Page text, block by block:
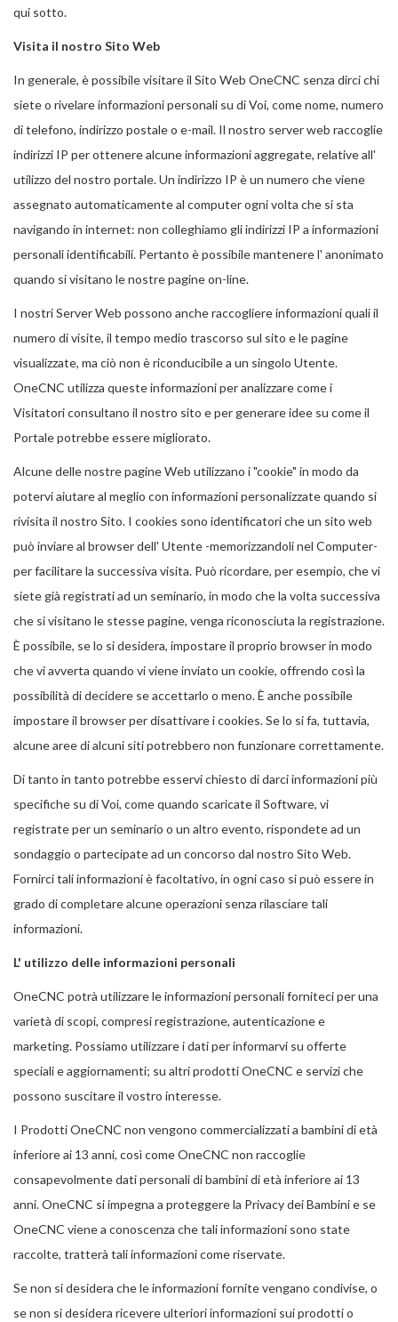
qui sotto.
Visita il nostro Sito Web
In generale, è possibile visitare il Sito Web OneCNC senza dirci chi
siete o rivelare informazioni personali su di Voi, come nome, numero
di telefono, indirizzo postale o e-mail. Il nostro server web raccoglie
indirizzi IP per ottenere alcune informazioni aggregate, relative all'
utilizzo del nostro portale. Un indirizzo IP è un numero che viene
assegnato automaticamente al computer ogni volta che si sta
navigando in internet: non colleghiamo gli indirizzi IP a informazioni
personali identificabili. Pertanto è possibile mantenere l' anonimato
quando si visitano le nostre pagine on-line.
I nostri Server Web possono anche raccogliere informazioni quali il
numero di visite, il tempo medio trascorso sul sito e le pagine
visualizzate, ma ciò non è riconducibile a un singolo Utente.
OneCNC utilizza queste informazioni per analizzare come i
Visitatori consultano il nostro sito e per generare idee su come il
Portale potrebbe essere migliorato.
Alcune delle nostre pagine Web utilizzano i "cookie" in modo da
potervi aiutare al meglio con informazioni personalizzate quando si
rivisita il nostro Sito. I cookies sono identificatori che un sito web
può inviare al browser dell' Utente -memorizzandoli nel Computer-
per facilitare la successiva visita. Può ricordare, per esempio, che vi
siete già registrati ad un seminario, in modo che la volta successiva
che si visitano le stesse pagine, venga riconosciuta la registrazione.
È possibile, se lo si desidera, impostare il proprio browser in modo
che vi avverta quando vi viene inviato un cookie, offrendo così la
possibilità di decidere se accettarlo o meno. È anche possibile
impostare il browser per disattivare i cookies. Se lo si fa, tuttavia,
alcune aree di alcuni siti potrebbero non funzionare correttamente.
Di tanto in tanto potrebbe esservi chiesto di darci informazioni più
specifiche su di Voi, come quando scaricate il Software, vi
registrate per un seminario o un altro evento, rispondete ad un
sondaggio o partecipate ad un concorso dal nostro Sito Web.
Fornirci tali informazioni è facoltativo, in ogni caso si può essere in
grado di completare alcune operazioni senza rilasciare tali
informazioni.
L' utilizzo delle informazioni personali
OneCNC potrà utilizzare le informazioni personali forniteci per una
varietà di scopi, compresi registrazione, autenticazione e
marketing. Possiamo utilizzare i dati per informarvi su offerte
speciali e aggiornamenti; su altri prodotti OneCNC e servizi che
possono suscitare il vostro interesse.
I Prodotti OneCNC non vengono commercializzati a bambini di età
inferiore ai 13 anni, così come OneCNC non raccoglie
consapevolmente dati personali di bambini di età inferiore ai 13
anni. OneCNC si impegna a proteggere la Privacy dei Bambini e se
OneCNC viene a conoscenza che tali informazioni sono state
raccolte, tratterà tali informazioni come riservate.
Se non si desidera che le informazioni fornite vengano condivise, o
se non si desidera ricevere ulteriori informazioni sui prodotti o